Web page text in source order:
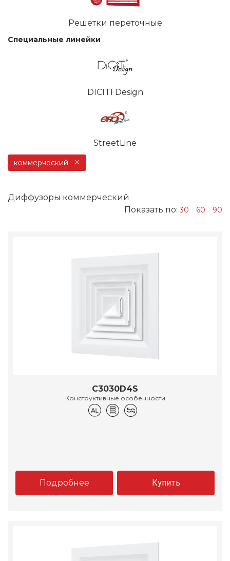
Решетки переточные
Специальные линейки
DICITI Design
StreetLine
коммерческий
Диффузоры коммерческий
Показать по:30 60 90
C3030D4S
Конструктивные особенности
Подробнее Купить